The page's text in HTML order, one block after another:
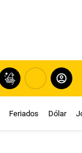
Feriados Dólar